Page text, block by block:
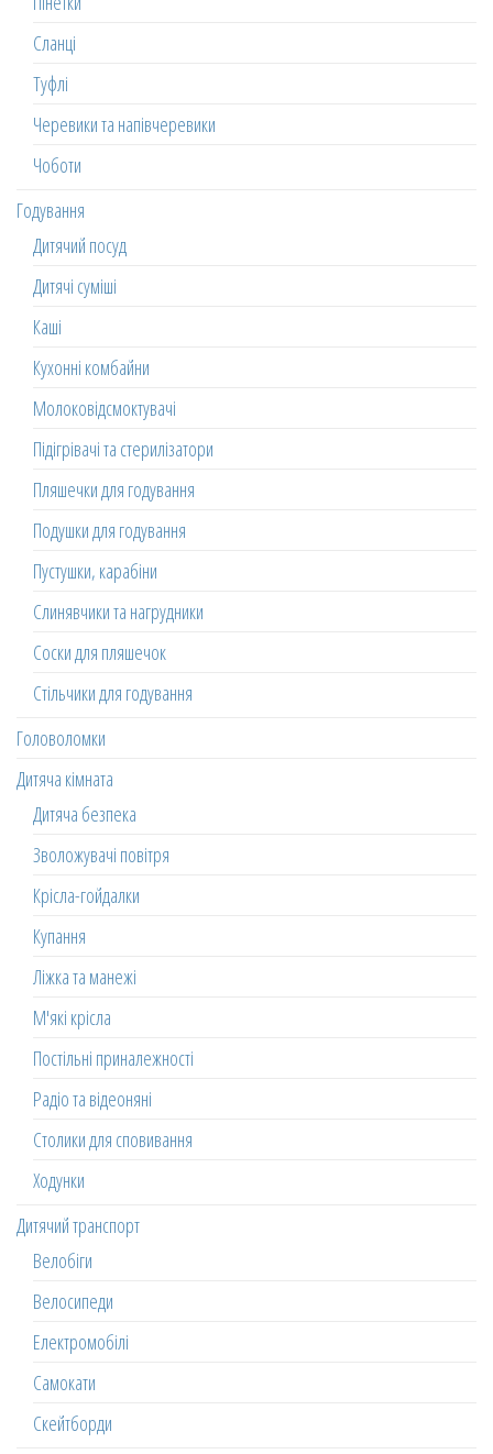
Сланці
Туфлі
Черевики та напівчеревики
Чоботи
Годування
Дитячий посуд
Дитячі суміші
Каші
Кухонні комбайни
Молоковідсмоктувачі
Підігрівачі та стерилізатори
Пляшечки для годування
Подушки для годування
Пустушки, карабіни
Слинявчики та нагрудники
Соски для пляшечок
Стільчики для годування
Головоломки
Дитяча кімната
Дитяча безпека
Зволожувачі повітря
Крісла-гойдалки
Купання
Ліжка та манежі
М'які крісла
Постільні приналежності
Радіо та відеоняні
Столики для сповивання
Ходунки
Дитячий транспорт
Велобіги
Велосипеди
Електромобілі
Самокати
Скейтборди